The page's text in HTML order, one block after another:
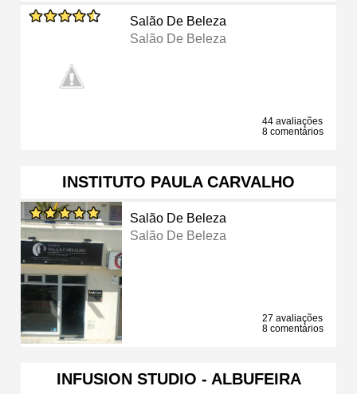
Salão De Beleza
Salão De Beleza
44 avaliações
8 comentários
INSTITUTO PAULA CARVALHO
Salão De Beleza
Salão De Beleza
27 avaliações
8 comentários
INFUSION STUDIO - ALBUFEIRA